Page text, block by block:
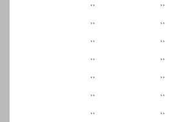
,, ,,
,, ,,
,, ,,
,, ,,
,, ,,
,, ,,